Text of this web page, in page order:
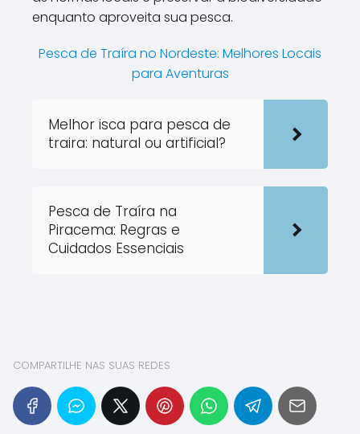
enquanto aproveita sua pesca.
Pesca de Traíra no Nordeste: Melhores Locais
para Aventuras
Melhor isca para pesca de
traira: natural ou artificial?
Pesca de Traíra na
Piracema: Regras e
Cuidados Essenciais
COMPARTILHE NAS SUAS REDES